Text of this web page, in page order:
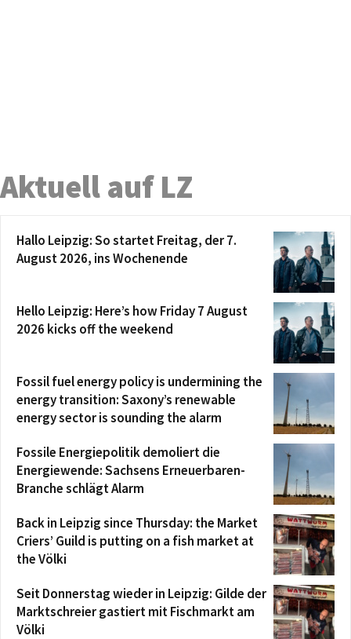
Aktuell auf LZ
Hallo Leipzig: So startet Freitag, der 7.
August 2026, ins Wochenende
Hello Leipzig: Here’s how Friday 7 August
2026 kicks off the weekend
Fossil fuel energy policy is undermining the
energy transition: Saxony’s renewable
energy sector is sounding the alarm
Fossile Energiepolitik demoliert die
Energiewende: Sachsens Erneuerbaren-
Branche schlägt Alarm
Back in Leipzig since Thursday: the Market
Criers’ Guild is putting on a fish market at
the Völki
Seit Donnerstag wieder in Leipzig: Gilde der
Marktschreier gastiert mit Fischmarkt am
Völki